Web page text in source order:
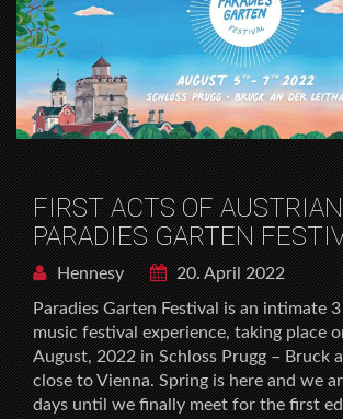
FIRST ACTS OF AUSTRIAN
PARADIES GARTEN
Hennesy
20. April 2022
Paradies Garten Festival is an intimate
music festival experience, taking place
August, 2022 in Schloss Prugg – Bruck
close to Vienna. Spring is here and we
days until we finally meet for the first